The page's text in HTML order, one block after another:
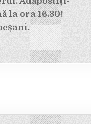
la ora 16.30!